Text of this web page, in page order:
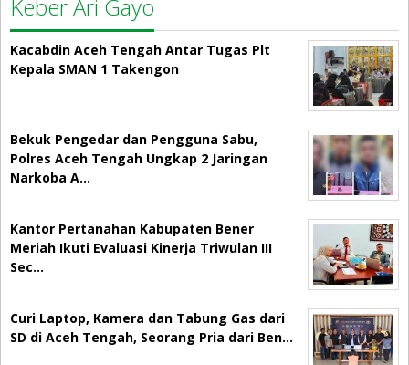
Keber Ari Gayo
Kacabdin Aceh Tengah Antar Tugas Plt
Kepala SMAN 1 Takengon
Bekuk Pengedar dan Pengguna Sabu,
Polres Aceh Tengah Ungkap 2 Jaringan
Narkoba A…
Kantor Pertanahan Kabupaten Bener
Meriah Ikuti Evaluasi Kinerja Triwulan III
Sec…
Curi Laptop, Kamera dan Tabung Gas dari
SD di Aceh Tengah, Seorang Pria dari Ben…